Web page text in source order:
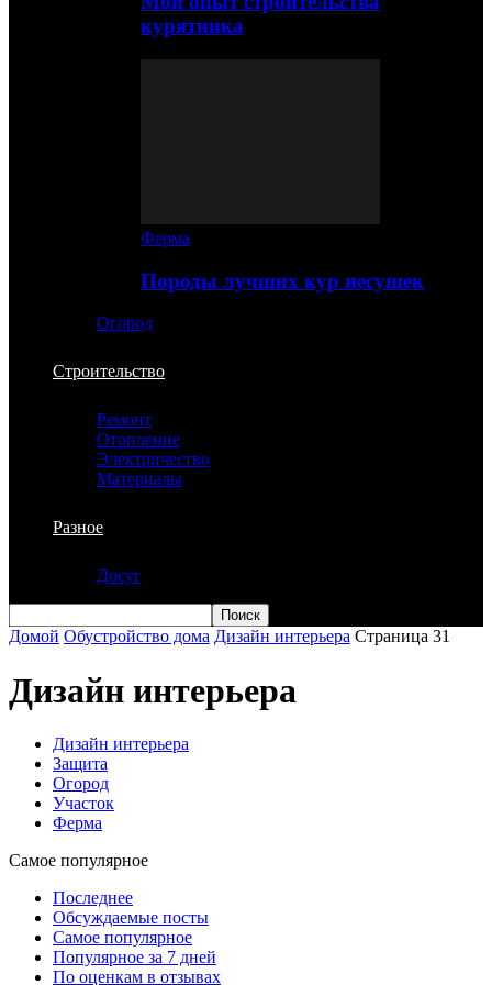
курятника
Ферма
Породы лучших кур несушек
Огород
Строительство
Ремонт
Отопление
Электричество
Материалы
Разное
Досуг
Домой Обустройство дома Дизайн интерьера Страница 31
Дизайн интерьера
Дизайн интерьера
Защита
Огород
Участок
Ферма
Самое популярное
Последнее
Обсуждаемые посты
Самое популярное
Популярное за 7 дней
По оценкам в отзывах